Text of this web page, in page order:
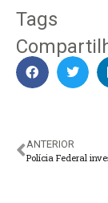
Tags
ANTERIOR